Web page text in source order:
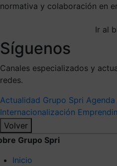
normativa y colaboración en
Ir al
Síguenos
Canales especializados y
redes.
Actualidad Grupo Spri
Internacionalización
Volver
Grupo Spri
Inicio